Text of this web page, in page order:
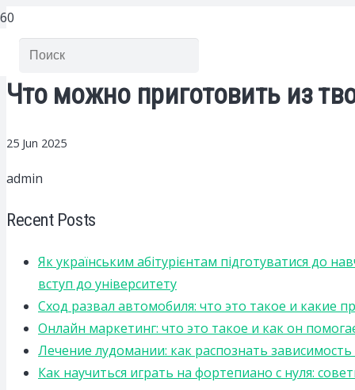
Что можно приготовить из
25 Jun 2025
admin
Recent Posts
Як українським абітурієнтам підготуватися до
вступ до університету
Сход развал автомобиля: что это такое и какие
Онлайн маркетинг: что это такое и как он
Лечение лудомании: как распознать
Как научиться играть на фортепиано с нуля: